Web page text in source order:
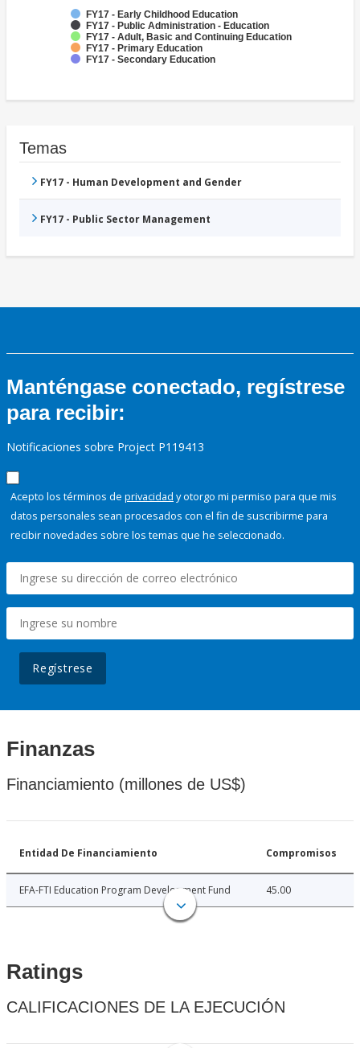
FY17 - Early Childhood Education
FY17 - Public Administration - Education
FY17 - Adult, Basic and Continuing Education
FY17 - Primary Education
FY17 - Secondary Education
Temas
FY17 - Human Development and Gender
FY17 - Public Sector Management
Manténgase conectado, regístrese
para recibir:
Notificaciones sobre Project P119413
Acepto los términos de privacidad y otorgo mi permiso para que mis
datos personales sean procesados con el fin de suscribirme para
recibir novedades sobre los temas que he seleccionado.
Regístrese
Finanzas
Financiamiento (millones de US$)
Entidad De Financiamiento Compromisos
EFA-FTI Education Program Development Fund 45.00
Ratings
CALIFICACIONES DE LA EJECUCIÓN